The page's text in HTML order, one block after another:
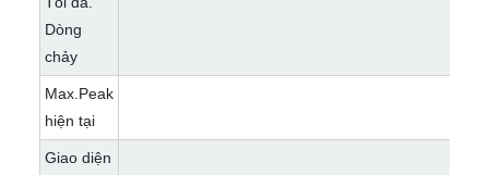
Dòng
chảy
Max.Peak
hiện tại
Giao diện